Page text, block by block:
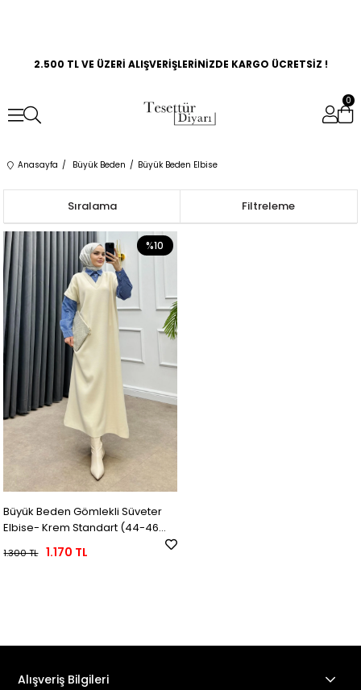
2.500 TL VE ÜZERİ ALIŞVERİŞLERİNİZDE KARGO ÜCRETSİZ !
0
Anasayfa Büyük Beden Büyük Beden Elbise
Filtreleme
Sıralama
Büyük Beden Gömlekli Süveter
Elbise- Krem Standart (44-46
1.170 TL
1.300 TL
%10
Alışveriş Bilgileri